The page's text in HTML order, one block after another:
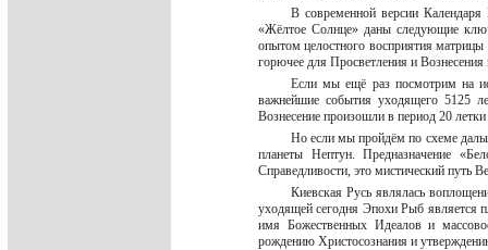
В современной версии
«Жёлтое Солнце» даны следующие
опытом целостного восприятия
горючее для Просветления и
Если мы ещё раз посмотрим на
важнейшие события уходящего 5125
Вознесение произошли в период 20
Но если мы пройдём по схеме
планеты Нептун. Предназначение
Справедливости, это мистический путь
Киевская Русь являлась
уходящей сегодня Эпохи Рыб является
имя Божественных Идеалов и
рождению Христосознания и